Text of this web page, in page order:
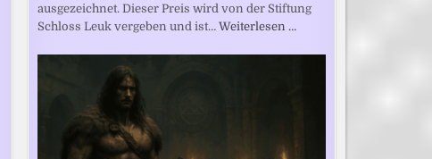
ausgezeichnet. Dieser Preis wird von der Stiftung
Schloss Leuk vergeben und ist… Weiterlesen …